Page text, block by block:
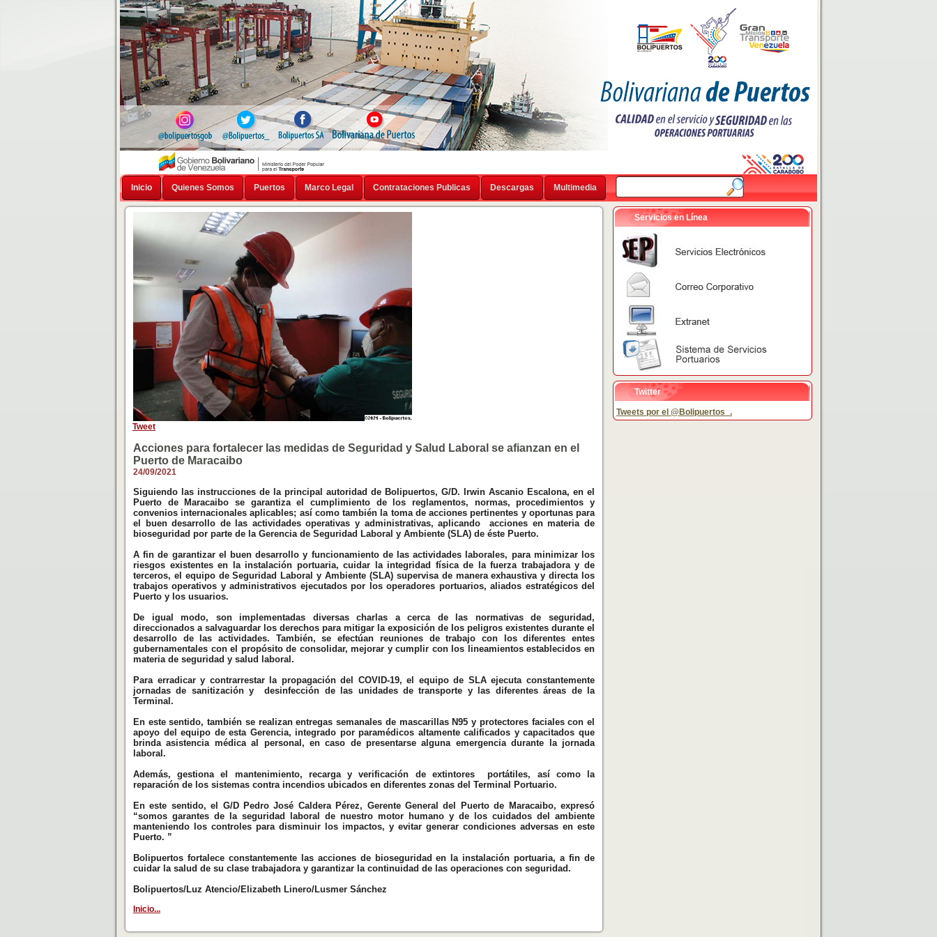
Inicio Quienes Somos Puertos Marco Legal Contrataciones Publicas Descargas Multimedia
Tweet
Acciones para fortalecer las medidas de Seguridad y Salud Laboral se afianzan en el
Puerto de Maracaibo
24/09/2021
Siguiendo las instrucciones de la principal autoridad de Bolipuertos, G/D. Irwin Ascanio Escalona, en el
Puerto de Maracaibo se garantiza el cumplimiento de los reglamentos, normas, procedimientos y
convenios internacionales aplicables; así como también la toma de acciones pertinentes y oportunas para
el buen desarrollo de las actividades operativas y administrativas, aplicando acciones en materia de
bioseguridad por parte de la Gerencia de Seguridad Laboral y Ambiente (SLA) de éste Puerto.
A fin de garantizar el buen desarrollo y funcionamiento de las actividades laborales, para minimizar los
riesgos existentes en la instalación portuaria, cuidar la integridad física de la fuerza trabajadora y de
terceros, el equipo de Seguridad Laboral y Ambiente (SLA) supervisa de manera exhaustiva y directa los
trabajos operativos y administrativos ejecutados por los operadores portuarios, aliados estratégicos del
Puerto y los usuarios.
De igual modo, son implementadas diversas charlas a cerca de las normativas de seguridad,
direccionados a salvaguardar los derechos para mitigar la exposición de los peligros existentes durante el
desarrollo de las actividades. También, se efectúan reuniones de trabajo con los diferentes entes
gubernamentales con el propósito de consolidar, mejorar y cumplir con los lineamientos establecidos en
materia de seguridad y salud laboral.
Para erradicar y contrarrestar la propagación del COVID-19, el equipo de SLA ejecuta constantemente
jornadas de sanitización y desinfección de las unidades de transporte y las diferentes áreas de la
Terminal.
En este sentido, también se realizan entregas semanales de mascarillas N95 y protectores faciales con el
apoyo del equipo de esta Gerencia, integrado por paramédicos altamente calificados y capacitados que
brinda asistencia médica al personal, en caso de presentarse alguna emergencia durante la jornada
laboral.
Además, gestiona el mantenimiento, recarga y verificación de extintores portátiles, así como la
reparación de los sistemas contra incendios ubicados en diferentes zonas del Terminal Portuario.
En este sentido, el G/D Pedro José Caldera Pérez, Gerente General del Puerto de Maracaibo, expresó
“somos garantes de la seguridad laboral de nuestro motor humano y de los cuidados del ambiente
manteniendo los controles para disminuir los impactos, y evitar generar condiciones adversas en este
Puerto. ”
Bolipuertos fortalece constantemente las acciones de bioseguridad en la instalación portuaria, a fin de
cuidar la salud de su clase trabajadora y garantizar la continuidad de las operaciones con seguridad.
Bolipuertos/Luz Atencio/Elizabeth Linero/Lusmer Sánchez
Inicio...
Servicios en Línea
Twitter
Tweets por el @Bolipuertos_.